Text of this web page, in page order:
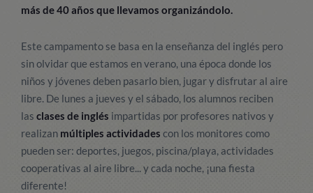
más de 40 años que llevamos organizándolo.
Este campamento se basa en la enseñanza del inglés pero
sin olvidar que estamos en verano, una época donde los
niños y jóvenes deben pasarlo bien, jugar y disfrutar al aire
libre. De lunes a jueves y el sábado, los alumnos reciben
las clases de inglés impartidas por profesores nativos y
realizan múltiples actividades con los monitores como
pueden ser: deportes, juegos, piscina/playa, actividades
cooperativas al aire libre... y cada noche, ¡una fiesta
diferente!